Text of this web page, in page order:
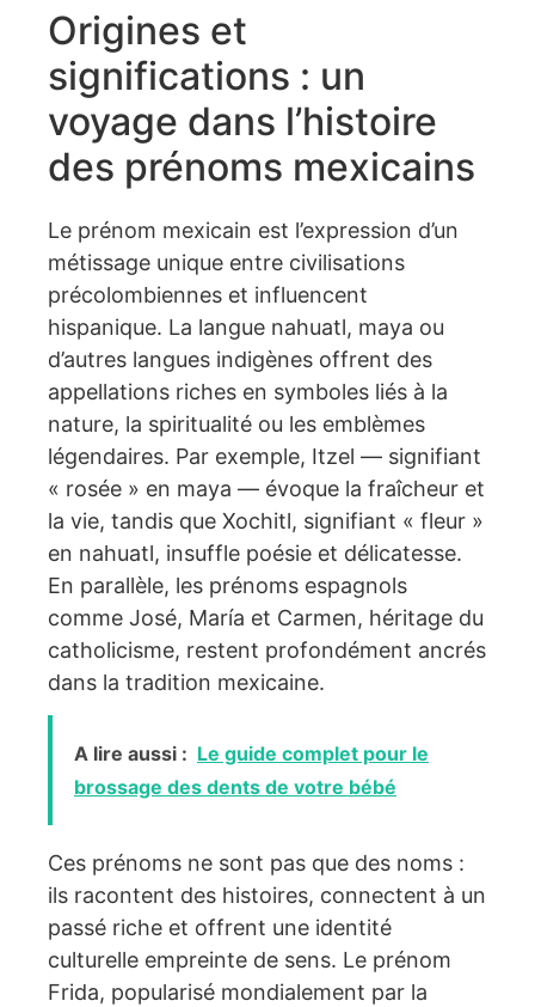
Origines et
significations : un
voyage dans l’histoire
des prénoms mexicains
Le prénom mexicain est l’expression d’un
métissage unique entre civilisations
précolombiennes et influencent
hispanique. La langue nahuatl, maya ou
d’autres langues indigènes offrent des
appellations riches en symboles liés à la
nature, la spiritualité ou les emblèmes
légendaires. Par exemple, Itzel — signifiant
« rosée » en maya — évoque la fraîcheur et
la vie, tandis que Xochitl, signifiant « fleur »
en nahuatl, insuffle poésie et délicatesse.
En parallèle, les prénoms espagnols
comme José, María et Carmen, héritage du
catholicisme, restent profondément ancrés
dans la tradition mexicaine.
A lire aussi : Le guide complet pour le
brossage des dents de votre bébé
Ces prénoms ne sont pas que des noms :
ils racontent des histoires, connectent à un
passé riche et offrent une identité
culturelle empreinte de sens. Le prénom
Frida, popularisé mondialement par la